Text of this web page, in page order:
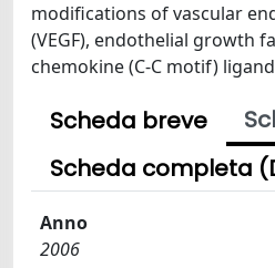
modifications of vascular
(VEGF), endothelial growth
chemokine (C-C motif) ligand
Scheda breve
Scheda completa
Anno
2006